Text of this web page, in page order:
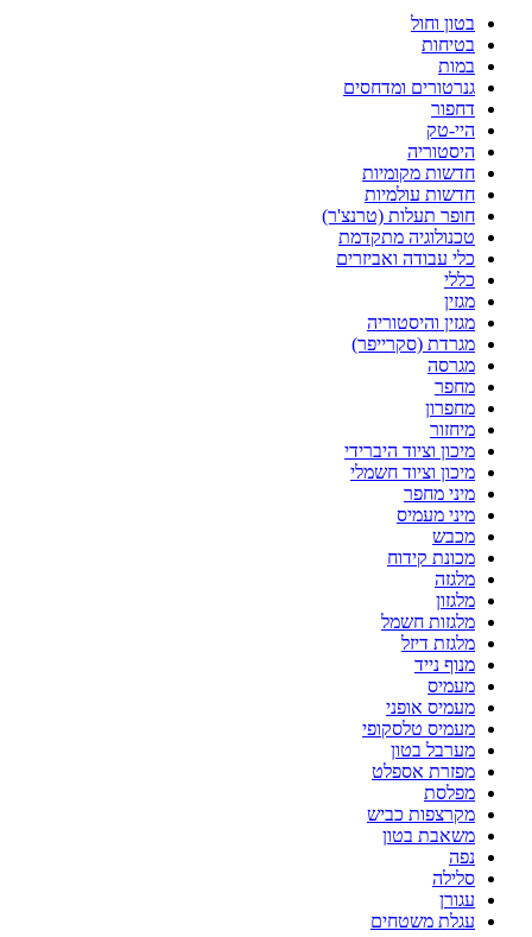
בטון וחול
בטיחות
במות
גנרטורים ומדחסים
דחפור
היי-טק
היסטוריה
חדשות מקומיות
חדשות עולמיות
חופר תעלות (טרנצ'ר)
טכנולוגיה מתקדמת
כלי עבודה ואביזרים
כללי
מגזין
מגזין והיסטוריה
מגרדת (סקרייפר)
מגרסה
מחפר
מחפרון
מיחזור
מיכון וציוד היברידי
מיכון וציוד חשמלי
מיני מחפר
מיני מעמיס
מכבש
מכונת קידוח
מלגזה
מלגזון
מלגזות חשמל
מלגזת דיזל
מנוף נייד
מעמיס
מעמיס אופני
מעמיס טלסקופי
מערבל בטון
מפזרת אספלט
מפלסת
מקרצפות כביש
משאבת בטון
נפה
סלילה
עגורן
עגלת משטחים